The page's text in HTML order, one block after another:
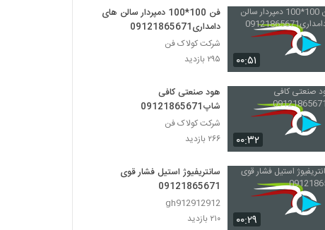
۰۰:۵۱
فن 100*100 دمپردار سالن های
دامداری09121865671
شرکت کولاک فن
۲۹۵ بازدید
۰۰:۳۲
هود صنعتی کافی
شاپ09121865671
شرکت کولاک فن
۲۶۶ بازدید
۰۰:۲۹
سانتریفیوژ استیل فشار قوی
09121865671
gh912912912
۲۱۰ بازدید